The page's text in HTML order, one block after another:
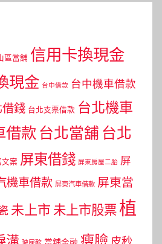
區當舖 信用卡換現金
現金 台中借款 台中機車借款
借錢 台北支票借款 台北機車
借款 台北當舖 台北
案 屏東借錢 屏東房屋二胎 屏
機車借款 屏東汽車借款 屏東當
未上市 未上市股票植
溝 瘦臉 皮秒